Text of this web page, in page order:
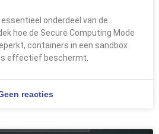
onderdeel van de
hoe de Secure Computing Mode
containers in een sandbox
effectief beschermt.
reacties